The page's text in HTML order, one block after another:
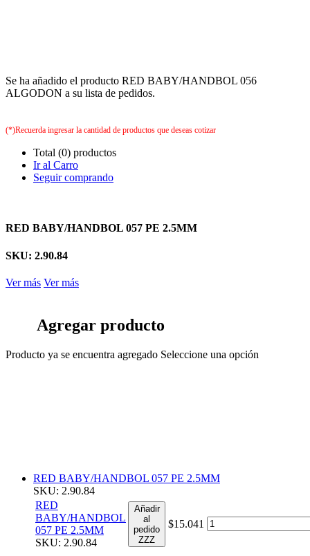
Se ha añadido el producto RED BABY/HANDBOL 056
ALGODON a su lista de pedidos.
(*)Recuerda ingresar la cantidad de productos que deseas cotizar
Total (0) productos
Ir al Carro
Seguir comprando
RED BABY/HANDBOL 057 PE 2.5MM
SKU: 2.90.84
Ver más Ver más
Agregar producto
Producto ya se encuentra agregado Seleccione una opción
RED BABY/HANDBOL 057 PE 2.5MM
SKU: 2.90.84
RED
BABY/HANDBOL
057 PE 2.5MM
SKU: 2.90.84
Añadir
al
pedido
ZZZ
$15.041